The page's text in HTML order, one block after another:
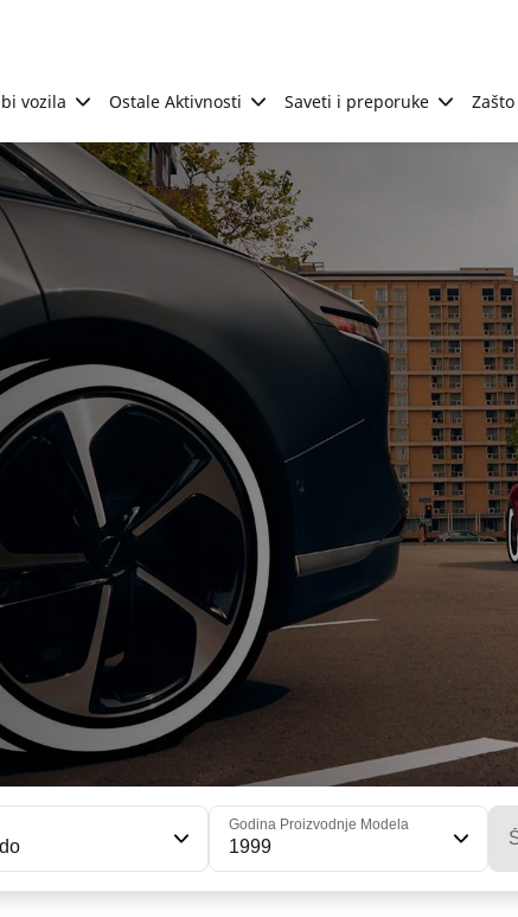
vozila Ostale Aktivnosti Saveti i preporuke
Godina Proizvodnje Modela
1999